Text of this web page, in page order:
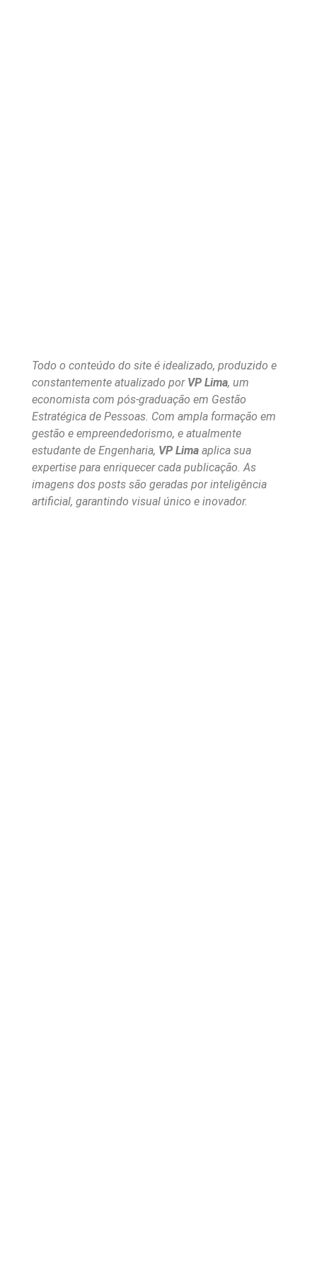
Todo o conteúdo do site é idealizado, produzido e
constantemente atualizado por VP Lima, um
economista com pós-graduação em Gestão
Estratégica de Pessoas. Com ampla formação em
gestão e empreendedorismo, e atualmente
estudante de Engenharia, VP Lima aplica sua
expertise para enriquecer cada publicação. As
imagens dos posts são geradas por inteligência
artificial, garantindo visual único e inovador.